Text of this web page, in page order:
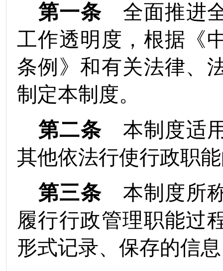
第一条 全面推进
工作透明度，根据《
条例》和有关法律、
制定本制度。
第二条 本制度适
其他依法行使行政职
第三条 本制度所
履行行政管理职能过
形式记录、保存的信